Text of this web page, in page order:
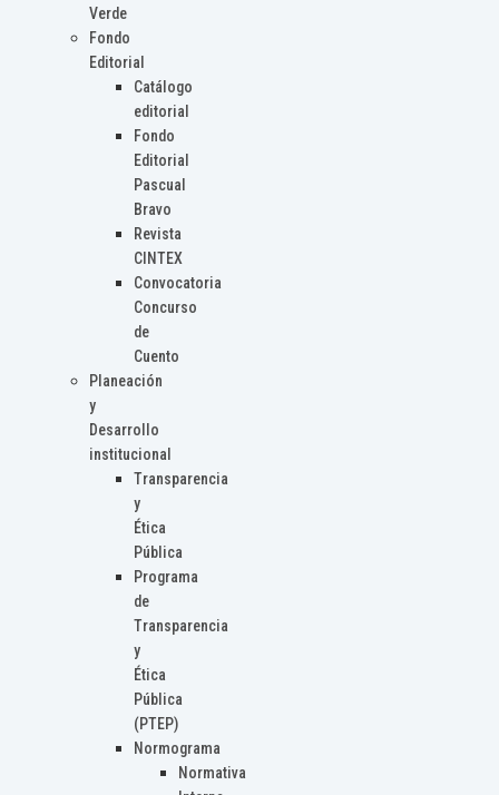
Verde
Fondo
Editorial
Catálogo
editorial
Fondo
Editorial
Pascual
Bravo
Revista
CINTEX
Convocatoria
Concurso
de
Cuento
Planeación
y
Desarrollo
institucional
Transparencia
y
Ética
Pública
Programa
de
Transparencia
y
Ética
Pública
(PTEP)
Normograma
Normativa